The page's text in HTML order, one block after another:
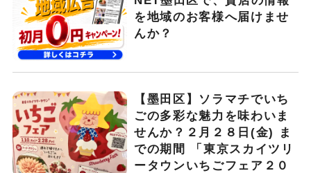
を地域のお客様へ届けませ
んか？
【墨田区】ソラマチでいち
ごの多彩な魅力を味わいま
せんか？２月２８日(金) ま
での期間 「東京スカイツリ
ータウンいちごフェア２０